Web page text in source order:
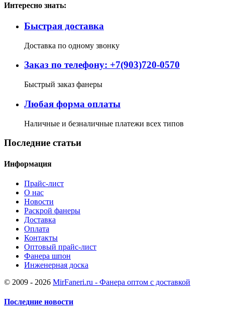
Интересно знать:
Быстрая доставка
Доставка по одному звонку
Заказ по телефону: +7(903)720-0570
Быстрый заказ фанеры
Любая форма оплаты
Наличные и безналичные платежи всех типов
Последние статьи
Информация
Прайс-лист
О нас
Новости
Раскрой фанеры
Доставка
Оплата
Контакты
Оптовый прайс-лист
Фанера шпон
Инженерная доска
© 2009 - 2026 MirFaneri.ru - Фанера оптом с доставкой
Последние новости